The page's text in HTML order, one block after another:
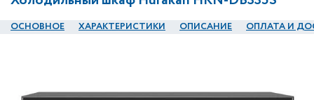
ОСНОВНОЕ ХАРАКТЕРИСТИКИ ОПИСАНИЕ ОПЛАТА И